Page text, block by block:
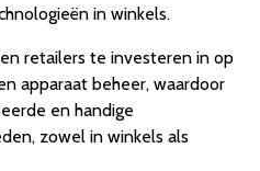
in winkels.
retailers te investeren in op
apparaat beheer, waardoor
en handige
zowel in winkels als